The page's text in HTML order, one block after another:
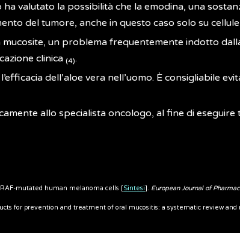
valutato la possibilità che la emodina, una
del tumore, anche in questo caso solo su
un problema frequentemente indotto
clinica (4).
dell’aloe vera nell’uomo. È consigliabile
allo specialista oncologo, al fine di
mutated human melanoma cells [Sintesi]. European Journal of
for prevention and treatment of oral mucositis: a systematic review and